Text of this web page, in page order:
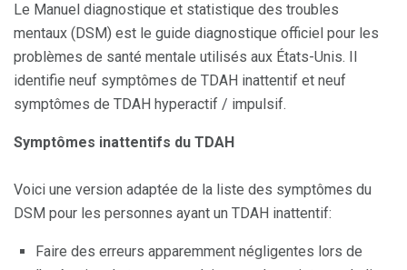
Le Manuel diagnostique et statistique des troubles
mentaux (DSM) est le guide diagnostique officiel pour les
problèmes de santé mentale utilisés aux États-Unis. Il
identifie neuf symptômes de TDAH inattentif et neuf
symptômes de TDAH hyperactif / impulsif.
Symptômes inattentifs du TDAH
Voici une version adaptée de la liste des symptômes du
DSM pour les personnes ayant un TDAH inattentif:
Faire des erreurs apparemment négligentes lors de